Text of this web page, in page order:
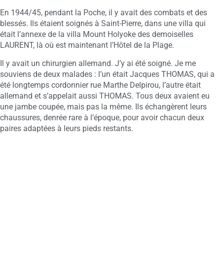
En 1944/45, pendant la Poche, il y avait des combats et des
blessés. Ils étaient soignés à Saint-Pierre, dans une villa qui
était l’annexe de la villa Mount Holyoke des demoiselles
LAURENT, là où est maintenant l’Hôtel de la Plage.
Il y avait un chirurgien allemand. J’y ai été soigné. Je me
souviens de deux malades : l’un était Jacques THOMAS, qui a
été longtemps cordonnier rue Marthe Delpirou, l’autre était
allemand et s’appelait aussi THOMAS. Tous deux avaient eu
une jambe coupée, mais pas la même. Ils échangèrent leurs
chaussures, denrée rare à l’époque, pour avoir chacun deux
paires adaptées à leurs pieds restants.